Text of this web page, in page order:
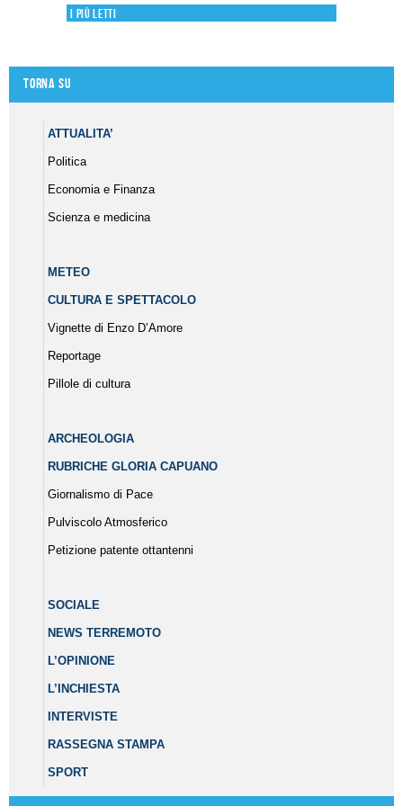
I più letti
Torna su
ATTUALITA’
Politica
Economia e Finanza
Scienza e medicina
METEO
CULTURA E SPETTACOLO
Vignette di Enzo D’Amore
Reportage
Pillole di cultura
ARCHEOLOGIA
RUBRICHE GLORIA CAPUANO
Giornalismo di Pace
Pulviscolo Atmosferico
Petizione patente ottantenni
SOCIALE
NEWS TERREMOTO
L’OPINIONE
L’INCHIESTA
INTERVISTE
RASSEGNA STAMPA
SPORT